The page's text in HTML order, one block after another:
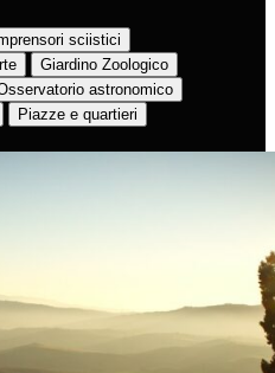
sciistici
Giardino Zoologico
astronomico
Piazze e quartieri